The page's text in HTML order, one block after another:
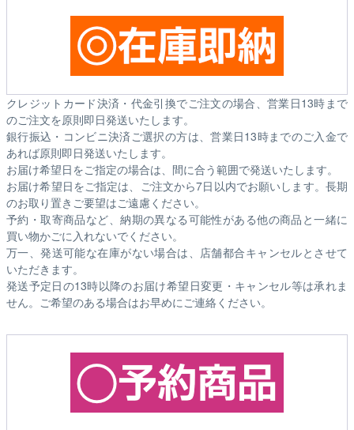
クレジットカード決済・代金引換でご注文の場合、営業日13時まで
のご注文を原則即日発送いたします。
銀行振込・コンビニ決済ご選択の方は、営業日13時までのご入金で
あれば原則即日発送いたします。
お届け希望日をご指定の場合は、間に合う範囲で発送いたします。
お届け希望日をご指定は、ご注文から7日以内でお願いします。長期
のお取り置きご要望はご遠慮ください。
予約・取寄商品など、納期の異なる可能性がある他の商品と一緒に
買い物かごに入れないでください。
万一、発送可能な在庫がない場合は、店舗都合キャンセルとさせて
いただきます。
発送予定日の13時以降のお届け希望日変更・キャンセル等は承れま
せん。ご希望のある場合はお早めにご連絡ください。